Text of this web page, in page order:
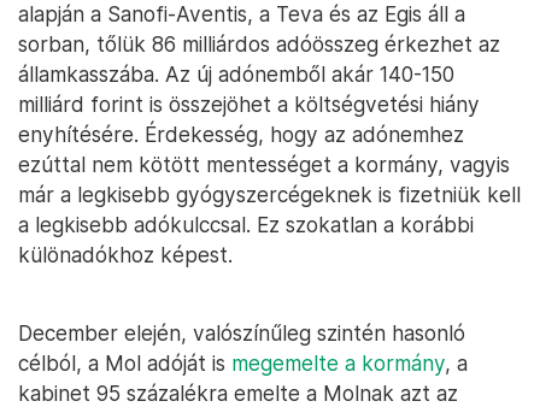
alapján a Sanofi-Aventis, a Teva és az Egis áll a
sorban, tőlük 86 milliárdos adóösszeg érkezhet az
államkasszába. Az új adónemből akár 140-150
milliárd forint is összejöhet a költségvetési hiány
enyhítésére. Érdekesség, hogy az adónemhez
ezúttal nem kötött mentességet a kormány, vagyis
már a legkisebb gyógyszercégeknek is fizetniük kell
a legkisebb adókulccsal. Ez szokatlan a korábbi
különadókhoz képest.
December elején, valószínűleg szintén hasonló
célból, a Mol adóját is megemelte a kormány, a
kabinet 95 százalékra emelte a Molnak azt az